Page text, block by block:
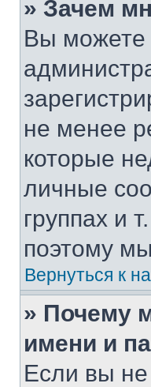
» Зачем
Вы можете
не менее
которые
личные
группах и
поэтому
Вернуться к
» Почему
имени и
Если вы